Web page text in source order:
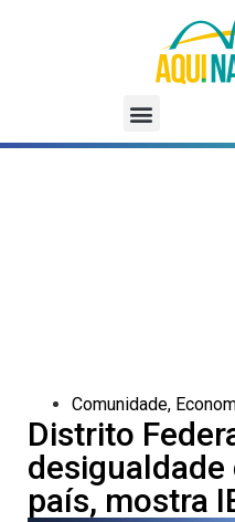
Comunidade,
Distrito
desigualdade
país, mostra